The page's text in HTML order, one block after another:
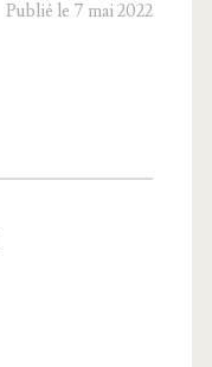
Publié le 7 mai 2022